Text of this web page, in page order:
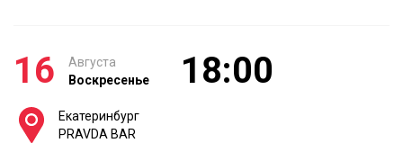
16
Августа
Воскресенье
18:00
Екатеринбург
PRAVDA BAR